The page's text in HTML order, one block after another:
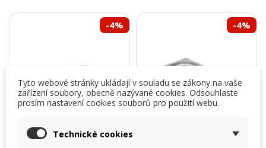
-4% -4%
Tyto webové stránky ukládají v souladu se zákony na vaše
zařízení soubory, obecně nazývané cookies. Odsouhlaste
prosím nastavení cookies souborů pro použití webu.
Technické cookies